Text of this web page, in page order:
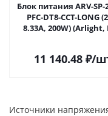
Блок питания ARV-SP-
PFC-DT8-CCT-LONG
8.33A, 200W) (Arlight,
11 140.48₽/
Источники